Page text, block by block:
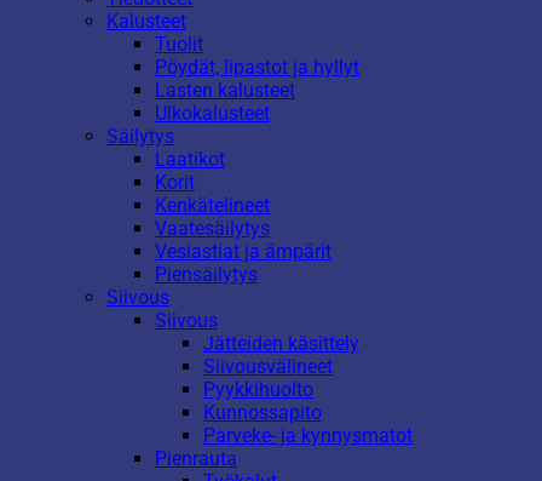
Kalusteet
Tuolit
Pöydät, lipastot ja hyllyt
Lasten kalusteet
Ulkokalusteet
Säilytys
Laatikot
Korit
Kenkätelineet
Vaatesäilytys
Vesiastiat ja ämpärit
Piensäilytys
Siivous
Siivous
Jätteiden käsittely
Siivousvälineet
Pyykkihuolto
Kunnossapito
Parveke- ja kynnysmatot
Pienrauta